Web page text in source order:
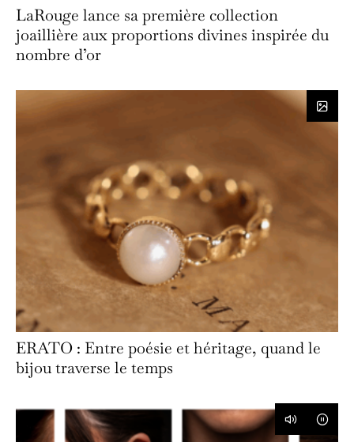
LaRouge lance sa première collection
joaillière aux proportions divines inspirée du
nombre d’or
ERATO : Entre poésie et héritage, quand le
bijou traverse le temps